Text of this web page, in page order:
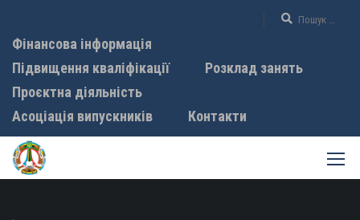
Фінансова інформація
Підвищення кваліфікації
Розклад занять
Проєктна діяльність
Асоціація випускників
Контакти